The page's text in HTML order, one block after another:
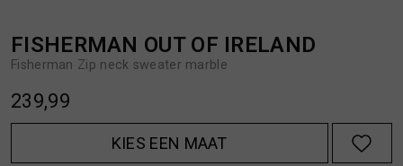
FISHERMAN OUT OF IRELAND
Fisherman Zip neck sweater marble
239,99
KIES EEN MAAT